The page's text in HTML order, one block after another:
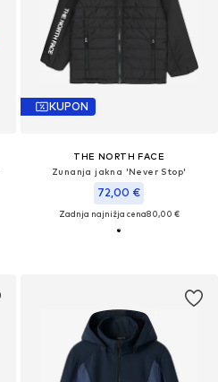
KUPON
THE NORTH FACE
Zunanja jakna 'Never Stop'
72,00 €
Zadnja najnižja cena80,00 €